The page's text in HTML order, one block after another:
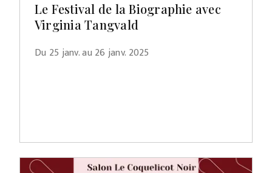
Le Festival de la Biographie avec
Virginia Tangvald
Du 25 janv. au 26 janv. 2025